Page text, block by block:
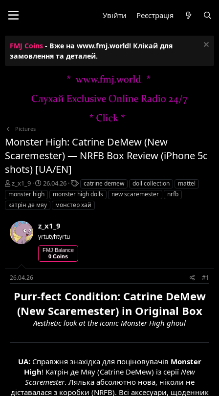
Увійти Реєстрація
FMJ Coins - Вже на www.fmj.world! Клікай для
замовлення та деталей.
Pictures
Monster High: Catrine DeMew (New
Scaremester) — NRFB Box Review (iPhone 5c
shots) [UA/EN]
А
в
т
о
т
е
м
z_x1_9
Д
а
т
а
т
в
о
р
е
н
26.04.26
Т
е
г
и
catrine demew doll collection
mattel
monster high
monster high dolls new scaremester
nrfb
катрін де мяу
монстер хай
z_x1_9
yrtutyhtyrtu
FMJ Balance
0 Coins
26.04.26 #1
Purr-fect Condition: Catrine DeMew
(New Scaremester) in Original Box
Aesthetic look at the iconic Monster High ghoul
UA:Справжня знахідка для поціновувачів Monster
High! Катрін де Мяу (Catrine DeMew) із серії New
Scaremester. Лялька абсолютно нова, ніколи не
діставалася з коробки (NRFB). Всі аксесуари, щоденник